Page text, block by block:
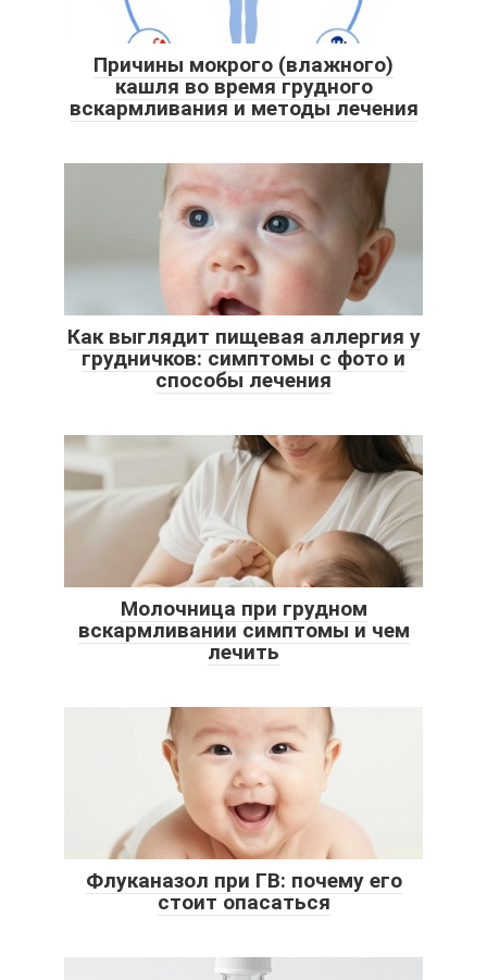
Причины мокрого (влажного)
кашля во время грудного
вскармливания и методы лечения
Как выглядит пищевая аллергия у
грудничков: симптомы с фото и
способы лечения
Молочница при грудном
вскармливании симптомы и чем
лечить
Флуканазол при ГВ: почему его
стоит опасаться